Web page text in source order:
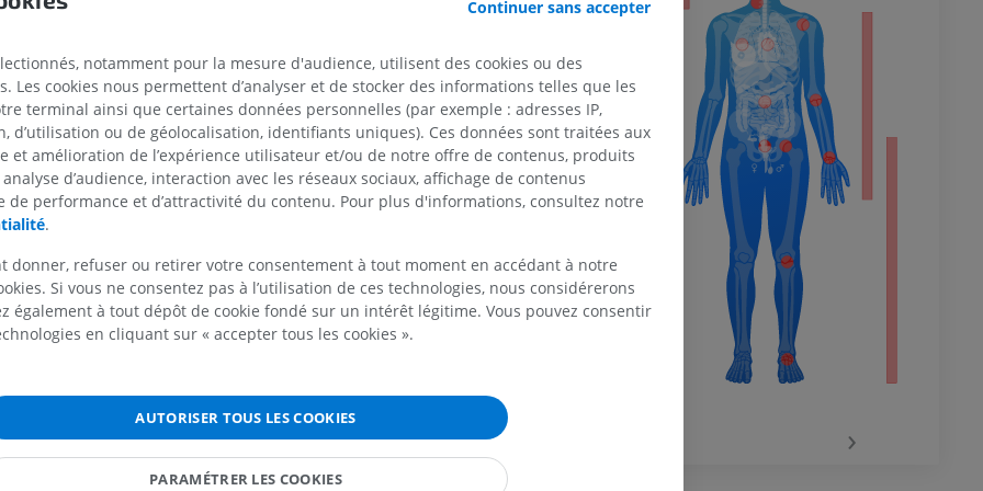
Tonkin M. (2020). Thumb opposition: its definition and my approach to its
measurement. Journal of Hand Surgery (European Volume). 45(3):315-317.
doi:10.1177/1753193419889504
Jones, O. (2020). Anatomical terms of movement in‘TeachMeAnatomy’. Available at
URL:https://teachmeanatomy.info/the-basics/anatomical-terminology/terms-of-
movement/
[accessed on Feb 12th, 2023]
IRM de l'épaule
IRM
PREMIUM
IRM du poignet
IRM
PREMIUM
IRM du coude
IRM
PREMIUM
IRM
PREMIUM
Radiographies du membre
Radiographies du membre
inférieur
Radiographies
GRATUIT
IRM du membre inférieur
IRM
IRM de hanche
IRM
PREMIUM
IRM du genou
PREMIUM ›
Continuer sans accepter
notamment pour la mesure d'audience, utilisent des cookies ou des
Les cookies nous permettent d’analyser et de stocker des informations telles que les
terminal ainsi que certaines données personnelles (par exemple : adresses IP,
d’utilisation ou de géolocalisation, identifiants uniques). Ces données sont traitées aux
et amélioration de l’expérience utilisateur et/ou de notre offre de contenus, produits
d’audience, interaction avec les réseaux sociaux, affichage de contenus
de performance et d’attractivité du contenu. Pour plus d'informations, consultez notre
.
donner, refuser ou retirer votre consentement à tout moment en accédant à notre
Si vous ne consentez pas à l’utilisation de ces technologies, nous considérerons
également à tout dépôt de cookie fondé sur un intérêt légitime. Vous pouvez consentir
en cliquant sur « accepter tous les cookies ».
AUTORISER TOUS LES COOKIES
PARAMÉTRER LES COOKIES